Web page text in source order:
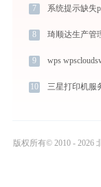
7 系统提示缺失
8
9 wps
10
版权所有© 2010 - 2026